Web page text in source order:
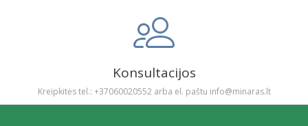
Konsultacijos
Kreipkitės tel.: +37060020552 arba el. paštu info@minaras.lt